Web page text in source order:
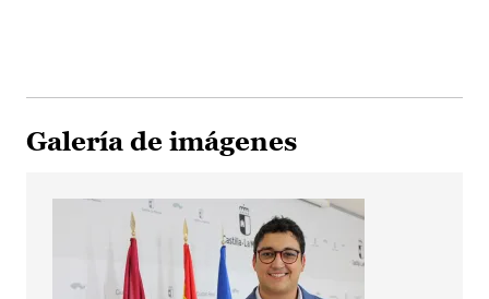
Galería de imágenes